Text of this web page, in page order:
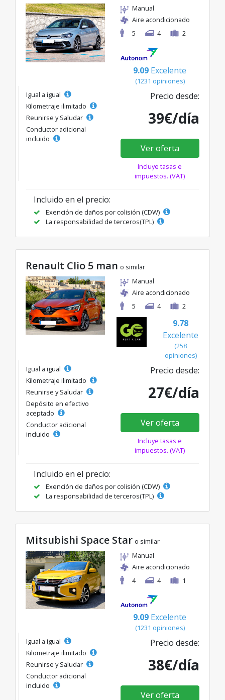
Manual
Aire acondicionado
5
4 2
9.09 Excelente
(1231 opiniones)
Igual a igual
Kilometraje ilimitado
Reunirse y Saludar
Conductor adicional
incluido
Precio desde:
39€/día
Ver oferta
Incluye tasas e
impuestos. (VAT)
Incluido en el precio:
Exención de daños por colisión (CDW)
La responsabilidad de terceros(TPL)
Renault Clio 5 man o similar
Manual
Aire acondicionado
5
4 2
9.78
Excelente
(258
opiniones)
Igual a igual
Kilometraje ilimitado
Reunirse y Saludar
Depósito en efectivo
aceptado
Conductor adicional
incluido
Precio desde:
27€/día
Ver oferta
Incluye tasas e
impuestos. (VAT)
Incluido en el precio:
Exención de daños por colisión (CDW)
La responsabilidad de terceros(TPL)
Mitsubishi Space Star o similar
Manual
Aire acondicionado
4
4 1
9.09 Excelente
(1231 opiniones)
Igual a igual
Kilometraje ilimitado
Reunirse y Saludar
Conductor adicional
incluido
Precio desde:
38€/día
Ver oferta